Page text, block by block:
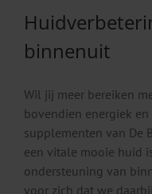
binnenuit
Wil jij meer bereiken
bovendien energiek
supplementen van De
een vitale mooie huid
ondersteuning van
voor zich dat we